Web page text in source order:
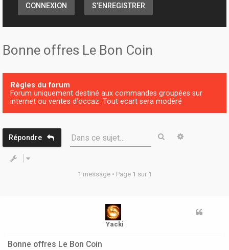
CONNEXION S’ENREGISTRER
Bonne offres Le Bon Coin
Règles du forum
Forum uniquement destiné aux commandes groupées sur
internet ou ventes d'occaz. Tout ecart sera modéré
Répondre Dans ce sujet… Rechercher
1 message • Page 1 sur 1
Yacki
Bonne offres Le Bon Coin